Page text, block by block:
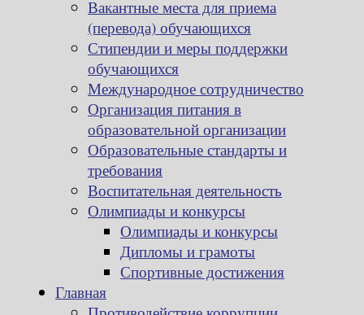
Вакантные места для приема
(перевода) обучающихся
Стипендии и меры поддержки
обучающихся
Международное сотрудничество
Организация питания в
образовательной организации
Образовательные стандарты и
требования
Воспитательная деятельность
Олимпиады и конкурсы
Олимпиады и конкурсы
Дипломы и грамоты
Спортивные достижения
Главная